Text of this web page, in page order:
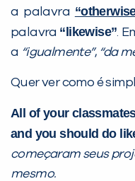
a palavra
palavra “likewise”.
a “igualmente”, “da
Quer ver como é
All of your
and you should do
começaram seus
mesmo.
Não
inFlux nesta